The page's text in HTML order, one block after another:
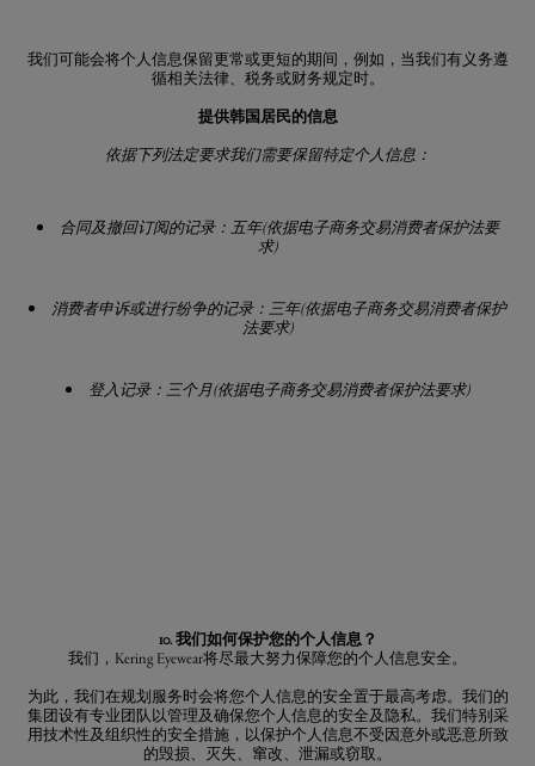
我们可能会将个人信息保留更常或更短的期间，例如，当我们有义务遵
循相关法律、税务或财务规定时。
提供韩国居民的信息
依据下列法定要求我们需要保留特定个人信息：
合同及撤回订阅的记录：五年(依据电子商务交易消费者保护法要
求)
消费者申诉或进行纷争的记录：三年(依据电子商务交易消费者保护
法要求)
登入记录：三个月(依据电子商务交易消费者保护法要求)
10. 我们如何保护您的个人信息？
我们，Kering Eyewear将尽最大努力保障您的个人信息安全。
为此，我们在规划服务时会将您个人信息的安全置于最高考虑。我们的
集团设有专业团队以管理及确保您个人信息的安全及隐私。我们特别采
用技术性及组织性的安全措施，以保护个人信息不受因意外或恶意所致
的毁损、灭失、窜改、泄漏或窃取。